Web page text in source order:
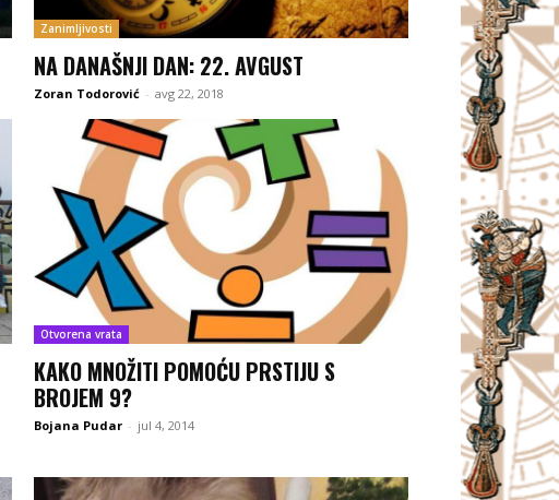
Zanimljivosti
NA DANAŠNJI DAN: 22. AVGUST
Zoran Todorović - avg 22, 2018
Otvorena vrata
KAKO MNOŽITI POMOĆU PRSTIJU S
BROJEM 9?
Bojana Pudar - jul 4, 2014